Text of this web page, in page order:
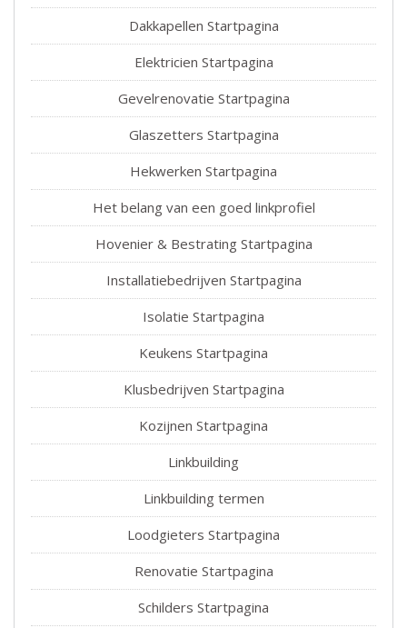
Dakkapellen Startpagina
Elektricien Startpagina
Gevelrenovatie Startpagina
Glaszetters Startpagina
Hekwerken Startpagina
Het belang van een goed linkprofiel
Hovenier & Bestrating Startpagina
Installatiebedrijven Startpagina
Isolatie Startpagina
Keukens Startpagina
Klusbedrijven Startpagina
Kozijnen Startpagina
Linkbuilding
Linkbuilding termen
Loodgieters Startpagina
Renovatie Startpagina
Schilders Startpagina